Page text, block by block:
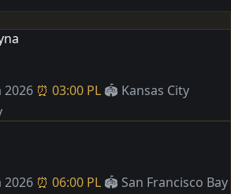
2026 ⏰ 03:00 PL 🏟️ Kansas City
2026 ⏰ 06:00 PL 🏟️ San Francisco Bay